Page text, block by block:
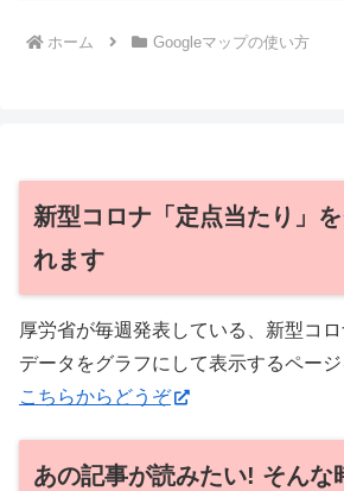
ホーム Googleマップの使い方
新型コロナ「定点当たり」
れます
厚労省が毎週発表している、新型コ
データをグラフにして表示するページ
こちらからどうぞ
あの記事が読みたい! そんな